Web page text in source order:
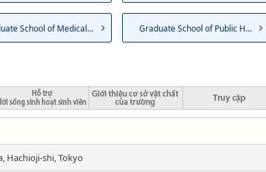
Graduate School of Medical Ca... Graduate School of Public Hea...
Hachioji-shi, Tokyo